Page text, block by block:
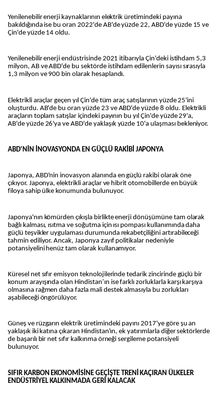
Yenilenebilir enerji kaynaklarının elektrik üretimindeki payına
bakıldığında ise bu oran 2022'de AB'de yüzde 22, ABD'de yüzde 15 ve
Çin'de yüzde 14 oldu.
Yenilenebilir enerji endüstrisinde 2021 itibarıyla Çin'deki istihdam 5,3
milyon, AB ve ABD'de bu sektörde istihdam edilenlerin sayısı sırasıyla
1,3 milyon ve 900 bin olarak hesaplandı.
Elektrikli araçlar geçen yıl Çin'de tüm araç satışlarının yüzde 25'ini
oluşturdu. AB'de bu oran yüzde 23 ve ABD'de yüzde 8 oldu. Elektrikli
araçların toplam satışlar içindeki payının bu yıl Çin'de yüzde 29'a,
AB'de yüzde 26'ya ve ABD'de yaklaşık yüzde 10'a ulaşması bekleniyor.
ABD'NİN İNOVASYONDA EN GÜÇLÜ RAKİBİ JAPONYA
Japonya, ABD'nin inovasyon alanında en güçlü rakibi olarak öne
çıkıyor. Japonya, elektrikli araçlar ve hibrit otomobillerde en büyük
filoya sahip ülke konumunda bulunuyor.
Japonya'nın kömürden çıkışla birlikte enerji dönüşümüne tam olarak
bağlı kalması, ısıtma ve soğutma için ısı pompası kullanımında daha
güçlü teşvikler uygulaması durumunda rekabetçiliğini artırabileceği
tahmin ediliyor. Ancak, Japonya zayıf politikalar nedeniyle
potansiyelini henüz tam olarak kullanamıyor.
Küresel net sıfır emisyon teknolojilerinde tedarik zincirinde güçlü bir
konum arayışında olan Hindistan’ın ise farklı zorluklarla karşı karşıya
olmasına rağmen daha fazla mali destek almasıyla bu zorlukları
aşabileceği öngörülüyor.
Güneş ve rüzgarın elektrik üretimindeki payını 2017'ye göre şu an
yaklaşık iki katına çıkaran Hindistan'ın, ek yatırımlarla diğer sektörlerde
de başarılı bir net sıfır kalkınma örneği sergileme potansiyeli
bulunuyor.
SIFIR KARBON EKONOMİSİNE GEÇİŞTE TRENİ KAÇIRAN ÜLKELER
ENDÜSTRİYEL KALKINMADA GERİ KALACAK